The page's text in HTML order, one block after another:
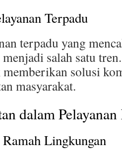
Terpadu
terpadu yang
salah satu
solusi
masyarakat.
dalam Pelayanan
Lingkungan